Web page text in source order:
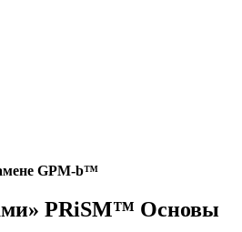
GPM-b™
PRiSM™ Основы